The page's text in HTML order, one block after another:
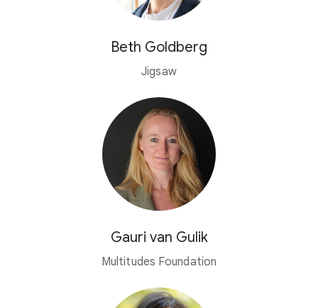
Beth Goldberg
Jigsaw
Gauri van Gulik
Multitudes Foundation